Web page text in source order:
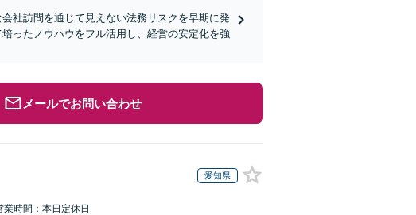
社訪問を通じて見えない法務リスクを早期に発
ったノウハウをフル活用し、経営の安定化を強
メールでお問い合わせ
愛知県
業時間：本日定休日